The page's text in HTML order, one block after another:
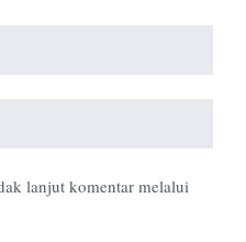
lanjut komentar melalui